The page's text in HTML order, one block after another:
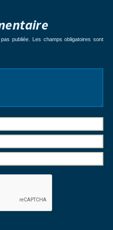
publiée.
Les champs obligatoires sont